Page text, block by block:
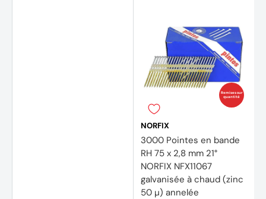
Remises sur
quantité
NORFIX
3000 Pointes en bande
RH 75 x 2,8 mm 21°
NORFIX NFX11067
galvanisée à chaud (zinc
50 µ) annelée